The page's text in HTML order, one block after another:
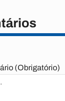
(Obrigatório)